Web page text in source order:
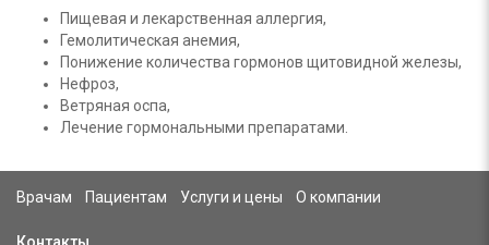
Пищевая и лекарственная аллергия,
Гемолитическая анемия,
Понижение количества гормонов щитовидной железы,
Нефроз,
Ветряная оспа,
Лечение гормональными препаратами.
Врачам Пациентам Услуги и цены О компании